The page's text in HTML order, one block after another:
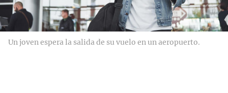
Un joven espera la salida de su vuelo en un aeropuerto.